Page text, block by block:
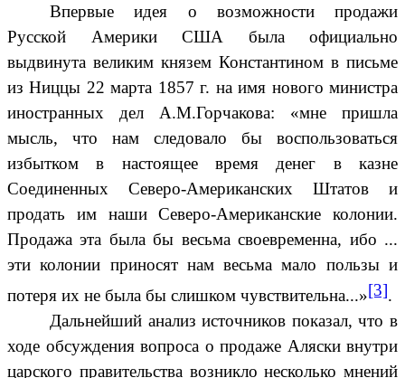
Впервые идея о возможности продажи
Русской Америки США была официально
выдвинута великим князем Константином в письме
из Ниццы 22 марта 1857 г. на имя нового министра
иностранных дел А.М.Горчакова: «мне пришла
мысль, что нам следовало бы воспользоваться
избытком в настоящее время денег в казне
Соединенных Северо-Американских Штатов и
продать им наши Северо-Американские колонии.
Продажа эта была бы весьма своевременна, ибо ...
эти колонии приносят нам весьма мало пользы и
потеря их не была бы слишком чувствительна...»[3].
Дальнейший анализ источников показал, что в
ходе обсуждения вопроса о продаже Аляски внутри
царского правительства возникло несколько мнений